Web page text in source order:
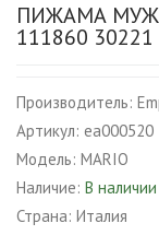
ПИЖАМА
111860 30221
Производитель:
Артикул: ea000520
Модель: MARIO
Наличие: В наличии
Страна: Италия